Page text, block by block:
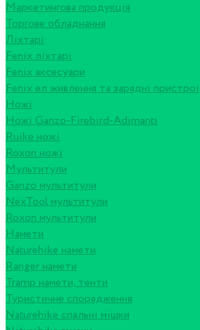
Маркетингова продукція
Торгове обладнання
Ліхтарі
Fenix ліхтарі
Fenix аксесуари
Fenix ел живлення та зарядні пристрої
Ножі
Ножі Ganzo-Firebird-Adimanti
Ruike ножі
Roxon ножi
Мультитули
Ganzo мультитули
NexTool мультитули
Roxon мультитули
Намети
Naturehike намети
Ranger намети
Tramp намети, тенти
Туристичне спорядження
Naturehike спальні мішки